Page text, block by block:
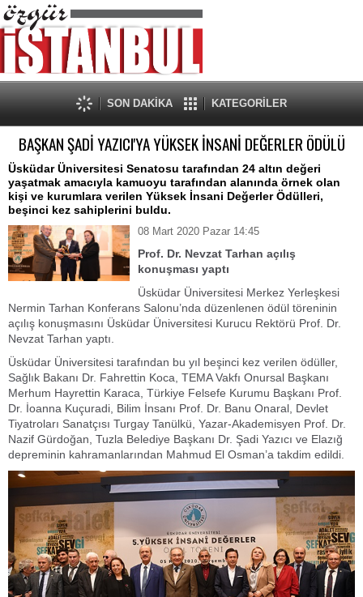
SON DAKİKA KATEGORİLER
BAŞKAN ŞADİ YAZICI'YA YÜKSEK İNSANİ DEĞERLER ÖDÜLÜ
Üsküdar Üniversitesi Senatosu tarafından 24 altın değeri
yaşatmak amacıyla kamuoyu tarafından alanında örnek olan
kişi ve kurumlara verilen Yüksek İnsani Değerler Ödülleri,
beşinci kez sahiplerini buldu.
08 Mart 2020 Pazar 14:45
Prof. Dr. Nevzat Tarhan açılış
konuşması yaptı
Üsküdar Üniversitesi Merkez Yerleşkesi
Nermin Tarhan Konferans Salonu’nda düzenlenen ödül töreninin
açılış konuşmasını Üsküdar Üniversitesi Kurucu Rektörü Prof. Dr.
Nevzat Tarhan yaptı.
Üsküdar Üniversitesi tarafından bu yıl beşinci kez verilen ödüller,
Sağlık Bakanı Dr. Fahrettin Koca, TEMA Vakfı Onursal Başkanı
Merhum Hayrettin Karaca, Türkiye Felsefe Kurumu Başkanı Prof.
Dr. İoanna Kuçuradi, Bilim İnsanı Prof. Dr. Banu Onaral, Devlet
Tiyatroları Sanatçısı Turgay Tanülkü, Yazar-Akademisyen Prof. Dr.
Nazif Gürdoğan, Tuzla Belediye Başkanı Dr. Şadi Yazıcı ve Elazığ
depreminin kahramanlarından Mahmud El Osman’a takdim edildi.